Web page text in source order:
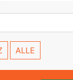
ALLE